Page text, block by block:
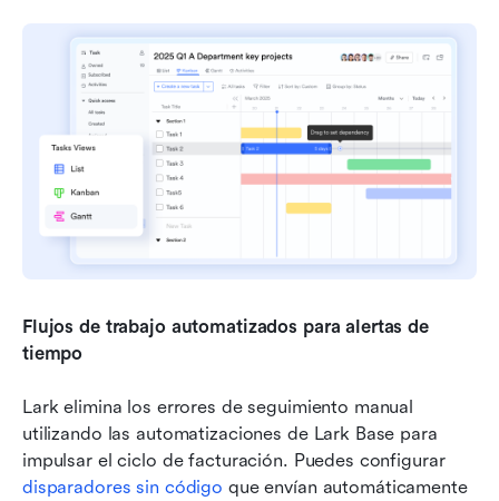
Flujos de trabajo automatizados para alertas de
tiempo
Lark elimina los errores de seguimiento manual
utilizando las automatizaciones de Lark Base para
impulsar el ciclo de facturación. Puedes configurar
disparadores sin código que envían automáticamente